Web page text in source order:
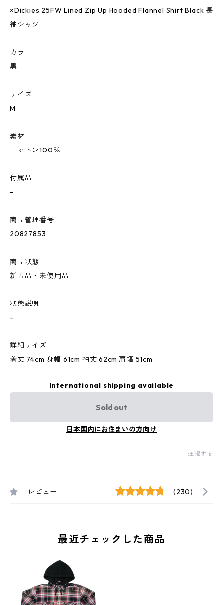
×Dickies 25FW Lined Zip Up Hooded Flannel Shirt Black 長
袖シャツ
カラー
黒
サイズ
M
素材
コットン100％
付属品
-
商品管理番号
20827853
商品状態
新古品・未使用品
状態説明
-
詳細サイズ
着丈 74cm 身幅 61cm 袖丈 62cm 肩幅 51cm
International shipping available
Sold out
日本国内にお住まいの方向け
通報する
レビュー (230)
最近チェックした商品